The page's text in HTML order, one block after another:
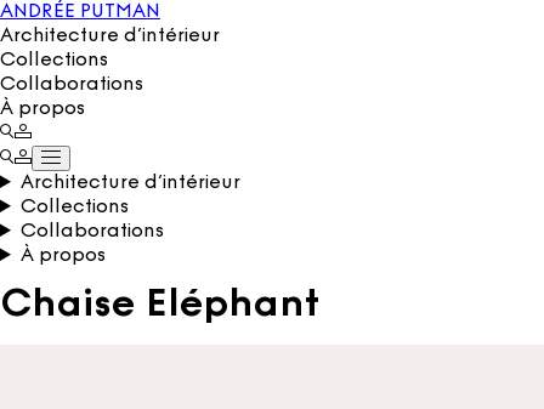
ANDRÉE PUTMAN
Architecture d’intérieur
Collections
Collaborations
À propos
Architecture d’intérieur
Collections
Collaborations
À propos
Chaise Eléphant